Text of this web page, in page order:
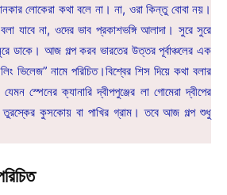
লোকেরা কথা বলে না। না, ওরা কিন্তু বোবা নয়।
যাবে না, ওদের ভাব প্রকাশভঙ্গি আলাদা। সুরে সুরে
ডাকে। আজ গল্প করব ভারতের উত্তর পূর্বাঞ্চলের এক
ভিলেজ” নামে পরিচিত।বিশ্বের শিস দিয়ে কথা বলার
স্পেনের ক্যানারি দ্বীপপুঞ্জের লা গোমেরা দ্বীপের
তুরস্কের কুসকোয় বা পাখির গ্রাম। তবে আজ গল্প শুধু